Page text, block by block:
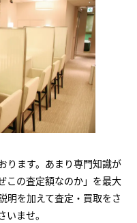
ります。あまり専門知識が
この査定額なのか」を最大
明を加えて査定・買取をさ
ませ。